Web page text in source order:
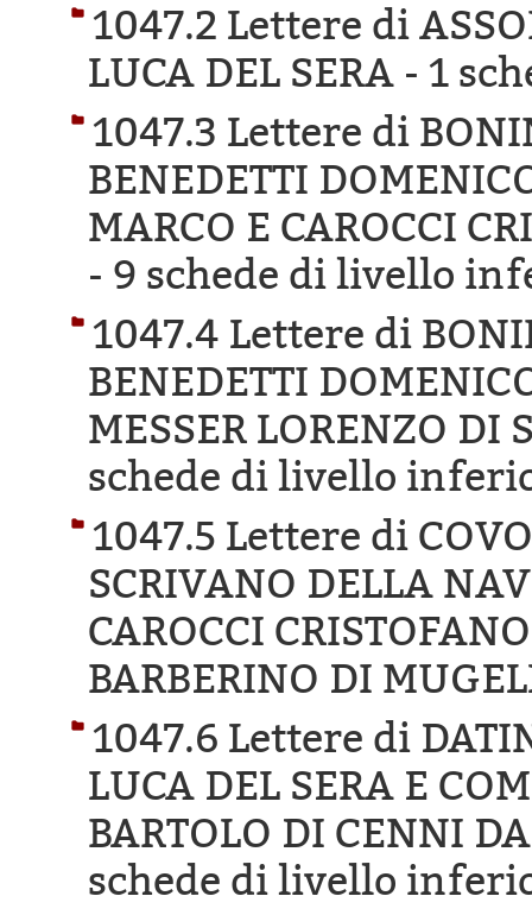
1047.2 Lettere di
LUCA DEL SERA - 1
1047.3 Lettere di
BENEDETTI
MARCO E CAROCCI
- 9 schede di livello
1047.4 Lettere di
BENEDETTI
MESSER LORENZO
schede di livello
1047.5 Lettere di
SCRIVANO DELLA
CAROCCI
BARBERINO DI
1047.6 Lettere di
LUCA DEL SERA E
BARTOLO DI CENNI
schede di livello